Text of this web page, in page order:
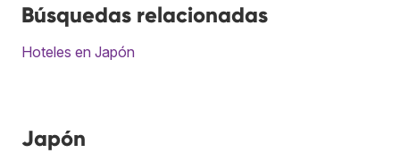
Búsquedas relacionadas
Hoteles en Japón
Japón